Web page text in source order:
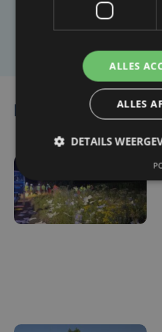
Laat het
ALLES
ALLES
DETAILS